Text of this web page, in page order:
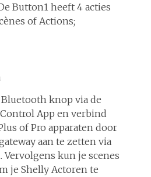
Button1 heeft 4 acties
of Actions;
knop via de
App en verbind
of Pro apparaten door
aan te zetten via
kun je scenes
je Shelly Actoren te